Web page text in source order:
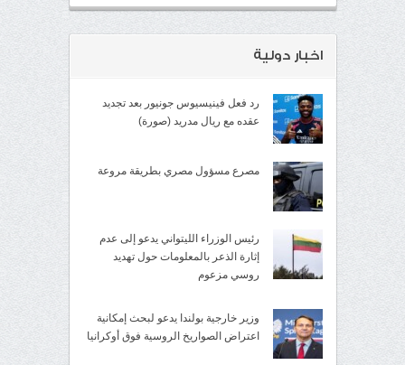
اخبار دولية
رد فعل فينيسيوس جونيور بعد تجديد
عقده مع ريال مدريد (صورة)
مصرع مسؤول مصري بطريقة مروعة
رئيس الوزراء الليتواني يدعو إلى عدم
إثارة الذعر بالمعلومات حول تهديد
روسي مزعوم
وزير خارجية بولندا يدعو لبحث إمكانية
اعتراض الصواريخ الروسية فوق أوكرانيا